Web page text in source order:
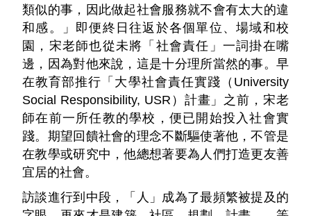
類似的事，因此做起社會服務就不會有太大的違
和感。」即便終日往返於各個單位、場域和校
園，宋老師也從未將「社會責任」一詞掛在嘴
邊，因為對他來說，這是十分理所當然的事。早
在教育部推行「大學社會責任實踐（University
Social Responsibility, USR）計畫」之前，宋老
師在前一所任教的學校，便已開始投入社會實
踐。期望回饋社會的理念不斷驅使著他，不管是
在教學或研究中，他總想著要為人們打造更友善
宜居的社會。
訪談進行到中段，「人」成為了最頻繁被提及的